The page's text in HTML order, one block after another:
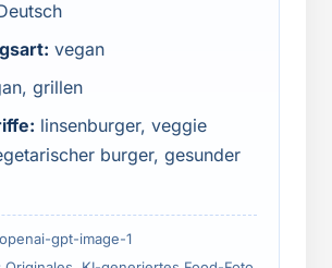
vegan
grillen
linsenburger, veggie
burger, gesunder
openai-gpt-image-1